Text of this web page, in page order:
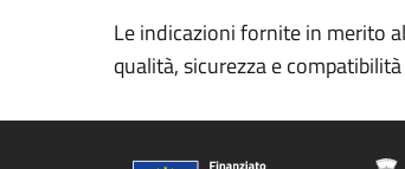
Le indicazioni fornite in merito
qualità, sicurezza e